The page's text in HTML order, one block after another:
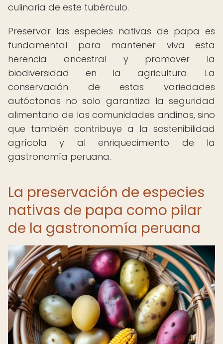
culinaria de este tubérculo.
Preservar las especies nativas de papa es
fundamental para mantener viva esta
herencia ancestral y promover la
biodiversidad en la agricultura. La
conservación de estas variedades
autóctonas no solo garantiza la seguridad
alimentaria de las comunidades andinas, sino
que también contribuye a la sostenibilidad
agrícola y al enriquecimiento de la
gastronomía peruana.
La preservación de especies
nativas de papa como pilar
de la gastronomía peruana